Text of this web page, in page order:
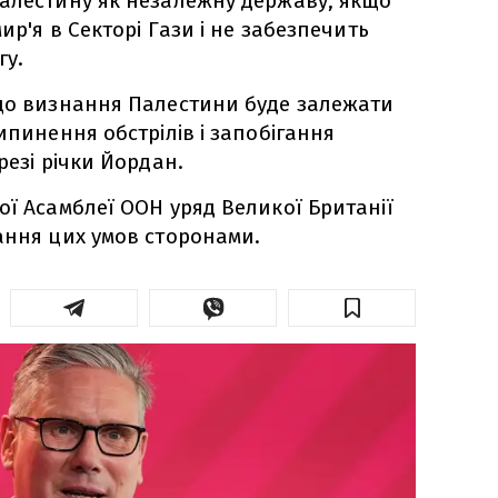
в Секторі Гази і не забезпечить
визнання Палестини буде залежати
обстрілів і запобігання
річки Йордан.
Асамблеї ООН уряд Великої Британії
цих умов сторонами.